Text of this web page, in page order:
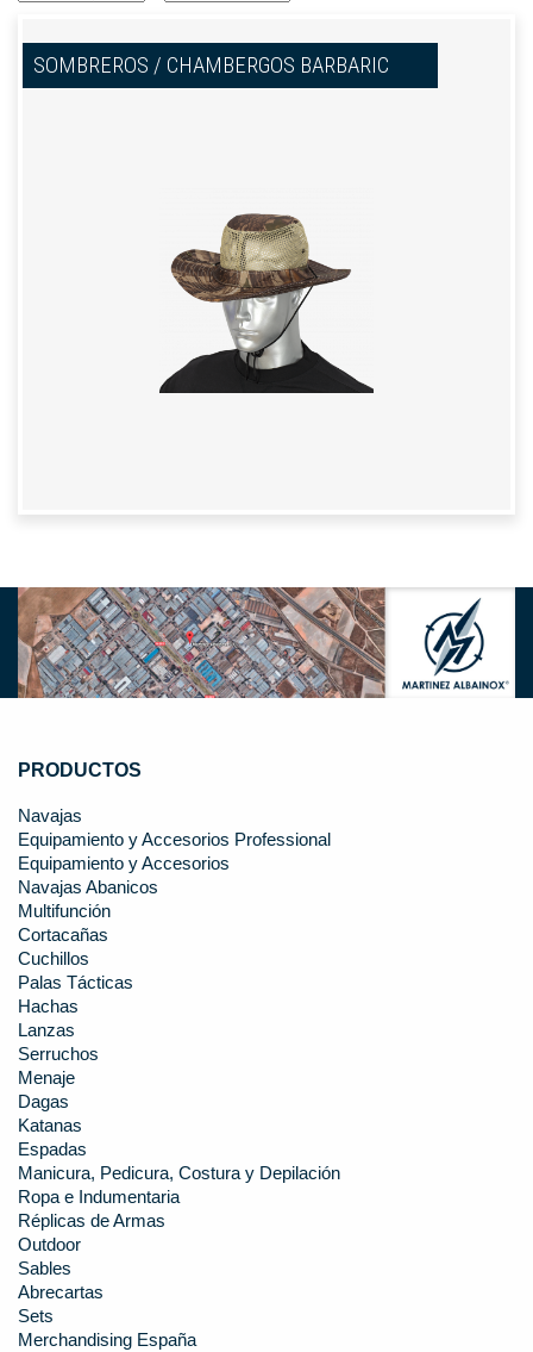
SOMBREROS / CHAMBERGOS BARBARIC
PRODUCTOS
Navajas
Equipamiento y Accesorios Professional
Equipamiento y Accesorios
Navajas Abanicos
Multifunción
Cortacañas
Cuchillos
Palas Tácticas
Hachas
Lanzas
Serruchos
Menaje
Dagas
Katanas
Espadas
Manicura, Pedicura, Costura y Depilación
Ropa e Indumentaria
Réplicas de Armas
Outdoor
Sables
Abrecartas
Sets
Merchandising España